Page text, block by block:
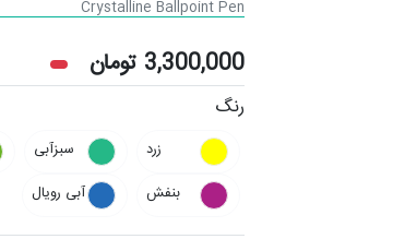
Crystalline Ballpoint Pen
3,300,000 تومان
رنگ
زرد سبزآبی
بنفش
آبی رویال